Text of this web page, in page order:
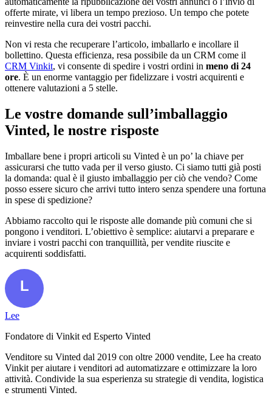
offerte mirate, vi libera un tempo prezioso. Un tempo che potete
reinvestire nella cura dei vostri pacchi.
Non vi resta che recuperare l’articolo, imballarlo e incollare il
bollettino. Questa efficienza, resa possibile da un CRM come il
CRM Vinkit, vi consente di spedire i vostri ordini in meno di 24
ore. È un enorme vantaggio per fidelizzare i vostri acquirenti e
ottenere valutazioni a 5 stelle.
Le vostre domande sull’imballaggio
Vinted, le nostre risposte
Imballare bene i propri articoli su Vinted è un po’ la chiave per
assicurarsi che tutto vada per il verso giusto. Ci siamo tutti già posti
la domanda: qual è il giusto imballaggio per ciò che vendo? Come
posso essere sicuro che arrivi tutto intero senza spendere una fortuna
in spese di spedizione?
Abbiamo raccolto qui le risposte alle domande più comuni che si
pongono i venditori. L’obiettivo è semplice: aiutarvi a preparare e
inviare i vostri pacchi con tranquillità, per vendite riuscite e
acquirenti soddisfatti.
Lee
Fondatore di Vinkit ed Esperto Vinted
Venditore su Vinted dal 2019 con oltre 2000 vendite, Lee ha creato
Vinkit per aiutare i venditori ad automatizzare e ottimizzare la loro
attività. Condivide la sua esperienza su strategie di vendita, logistica
e strumenti Vinted.